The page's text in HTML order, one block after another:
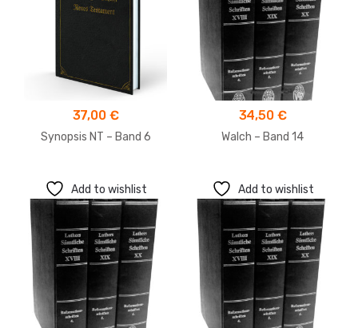
37,00 €
Synopsis NT – Band 6
34,50 €
Walch – Band 14
Add to wishlist Add to wishlist